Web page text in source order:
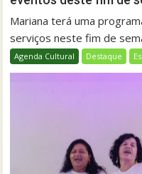
Mariana terá uma
serviços neste fim de
Agenda Cultural Destaque